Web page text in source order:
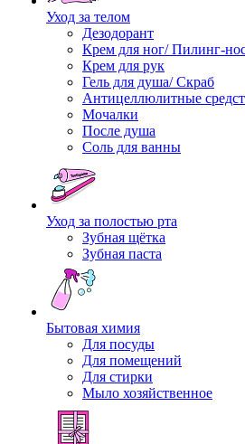
Уход за телом
Дезодорант
Крем для ног/ Пилинг-
Крем для рук
Гель для душа/ Скраб
Антицеллюлитные
Мочалки
После душа
Соль для ванны
Уход за полостью рта
Зубная щётка
Зубная паста
Бытовая химия
Для посуды
Для помещений
Для стирки
Мыло хозяйственное